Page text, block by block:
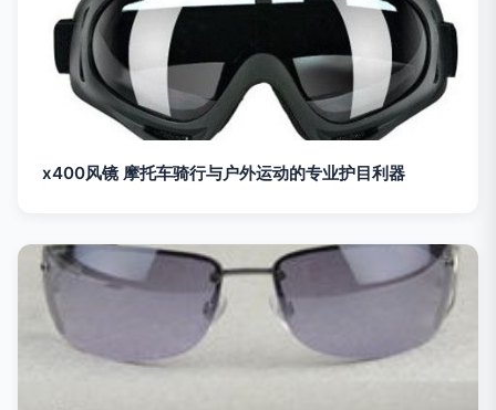
x400风镜 摩托车骑行与户外运动的专业护目利器